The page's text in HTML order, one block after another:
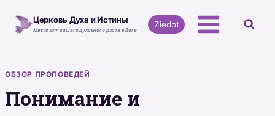
Церковь Духа и Истины
Место для вашего духовного роста в Боге
Ziedot
ОБЗОР ПРОПОВЕДЕЙ
Понимание и